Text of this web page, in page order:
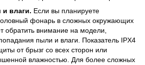
влаги. Если вы планируете
фонарь в сложных окружающих
обратить внимание на модели,
пыли и влаги. Показатель IPX4
от брызг со всех сторон или
влажностью. Для более сложных